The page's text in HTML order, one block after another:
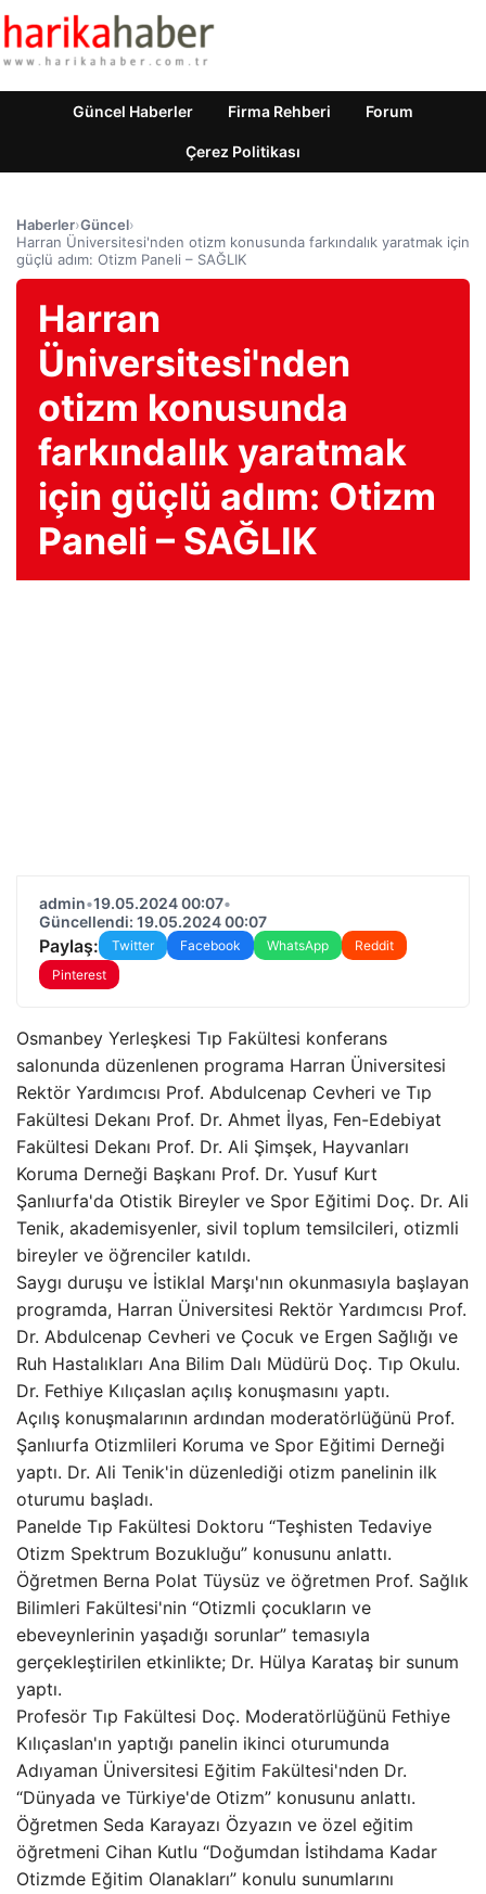
Güncel Haberler Firma Rehberi Forum
Çerez Politikası
Haberler›Güncel›
Harran Üniversitesi'nden otizm konusunda farkındalık yaratmak için
güçlü adım: Otizm Paneli – SAĞLIK
Harran
Üniversitesi'nden
otizm konusunda
farkındalık yaratmak
için güçlü adım: Otizm
Paneli – SAĞLIK
admin•19.05.2024 00:07•
Güncellendi: 19.05.2024 00:07
Paylaş: Twitter Facebook WhatsApp
Reddit
Pinterest
Osmanbey Yerleşkesi Tıp Fakültesi konferans
salonunda düzenlenen programa Harran Üniversitesi
Rektör Yardımcısı Prof. Abdulcenap Cevheri ve Tıp
Fakültesi Dekanı Prof. Dr. Ahmet İlyas, Fen-Edebiyat
Fakültesi Dekanı Prof. Dr. Ali Şimşek, Hayvanları
Koruma Derneği Başkanı Prof. Dr. Yusuf Kurt
Şanlıurfa'da Otistik Bireyler ve Spor Eğitimi Doç. Dr. Ali
Tenik, akademisyenler, sivil toplum temsilcileri, otizmli
bireyler ve öğrenciler katıldı.
Saygı duruşu ve İstiklal Marşı'nın okunmasıyla başlayan
programda, Harran Üniversitesi Rektör Yardımcısı Prof.
Dr. Abdulcenap Cevheri ve Çocuk ve Ergen Sağlığı ve
Ruh Hastalıkları Ana Bilim Dalı Müdürü Doç. Tıp Okulu.
Dr. Fethiye Kılıçaslan açılış konuşmasını yaptı.
Açılış konuşmalarının ardından moderatörlüğünü Prof.
Şanlıurfa Otizmlileri Koruma ve Spor Eğitimi Derneği
yaptı. Dr. Ali Tenik'in düzenlediği otizm panelinin ilk
oturumu başladı.
Panelde Tıp Fakültesi Doktoru “Teşhisten Tedaviye
Otizm Spektrum Bozukluğu” konusunu anlattı.
Öğretmen Berna Polat Tüysüz ve öğretmen Prof. Sağlık
Bilimleri Fakültesi'nin “Otizmli çocukların ve
ebeveynlerinin yaşadığı sorunlar” temasıyla
gerçekleştirilen etkinlikte; Dr. Hülya Karataş bir sunum
yaptı.
Profesör Tıp Fakültesi Doç. Moderatörlüğünü Fethiye
Kılıçaslan'ın yaptığı panelin ikinci oturumunda
Adıyaman Üniversitesi Eğitim Fakültesi'nden Dr.
“Dünyada ve Türkiye'de Otizm” konusunu anlattı.
Öğretmen Seda Karayazı Özyazın ve özel eğitim
öğretmeni Cihan Kutlu “Doğumdan İstihdama Kadar
Otizmde Eğitim Olanakları” konulu sunumlarını